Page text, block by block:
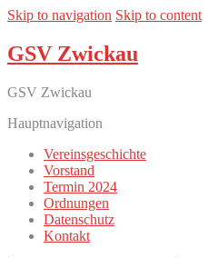
Skip to navigation Skip to content
GSV Zwickau
GSV Zwickau
Hauptnavigation
Vereinsgeschichte
Vorstand
Termin 2024
Ordnungen
Datenschutz
Kontakt